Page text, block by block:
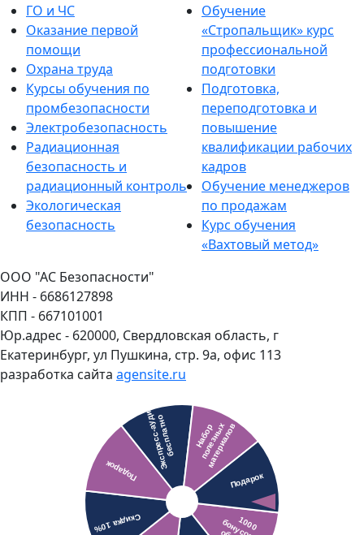
ГО и ЧС
Оказание первой
помощи
Охрана труда
Курсы обучения по
промбезопасности
Электробезопасность
Радиационная
безопасность и
радиационный контроль
Экологическая
безопасность
Обучение
«Стропальщик» курс
профессиональной
подготовки
Подготовка,
переподготовка и
повышение
квалификации рабочих
кадров
Обучение менеджеров
по продажам
Курс обучения
«Вахтовый метод»
ООО "АС Безопасности"
ИНН - 6686127898
КПП - 667101001
Юр.адрес - 620000, Свердловская область, г
Екатеринбург, ул Пушкина, стр. 9а, офис 113
разработка сайта agensite.ru